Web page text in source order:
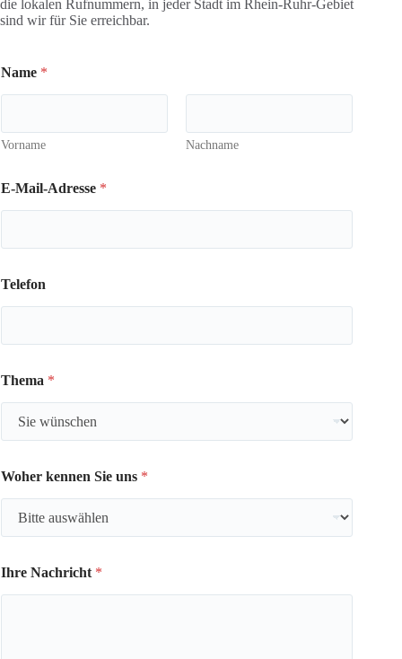
die lokalen Rufnummern, in jeder Stadt im Rhein-Ruhr-Gebiet
sind wir für Sie erreichbar.
Name *
Vorname Nachname
E-Mail-Adresse *
Telefon
Thema *
Woher kennen Sie uns *
Ihre Nachricht *